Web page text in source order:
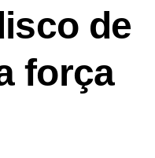
de
força